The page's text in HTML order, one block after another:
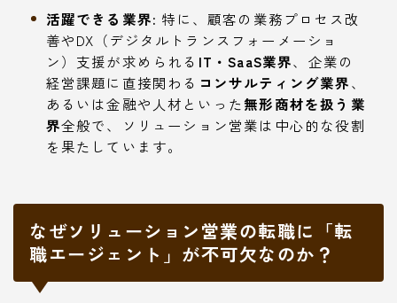
活躍できる業界: 特に、顧客の業務プロセス改
善やDX（デジタルトランスフォーメーショ
ン）支援が求められる IT・SaaS業界、企業の
経営課題に直接関わる コンサルティング業界、
あるいは金融や人材といった無形商材を扱う業
界全般で、ソリューション営業は中心的な役割
を果たしています。
なぜソリューション営業の転職に「転
職エージェント」が不可欠なのか？